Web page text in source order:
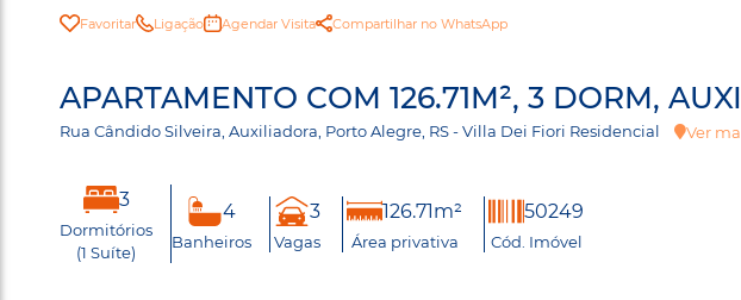
Favoritar Ligação Agendar Visita Compartilhar no WhatsApp
APARTAMENTO COM 126.71M², 3 DORM,
Rua Cândido Silveira, Auxiliadora, Porto Alegre, RS - Villa Dei Fiori Residencial Ver
3
Dormitórios
(1 Suíte)
4
Banheiros
3
Vagas
126.71m²
Área privativa
50249
Cód. Imóvel